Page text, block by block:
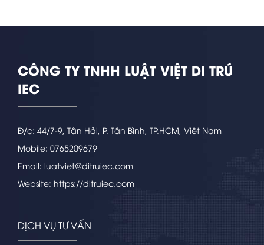
CÔNG TY TNHH LUẬT VIỆT DI TRÚ
IEC
Đ/c: 44/7-9, Tân Hải, P. Tân Bình, TP.HCM, Việt Nam
Mobile: 0765209679
Email: luatviet@ditruiec.com
Website: https://ditruiec.com
DỊCH VỤ TƯ VẤN